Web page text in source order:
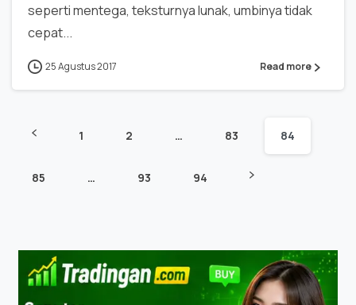
seperti mentega, teksturnya lunak, umbinya tidak
cepat...
25 Agustus 2017 Read more
1 2 … 83 84
85 … 93 94